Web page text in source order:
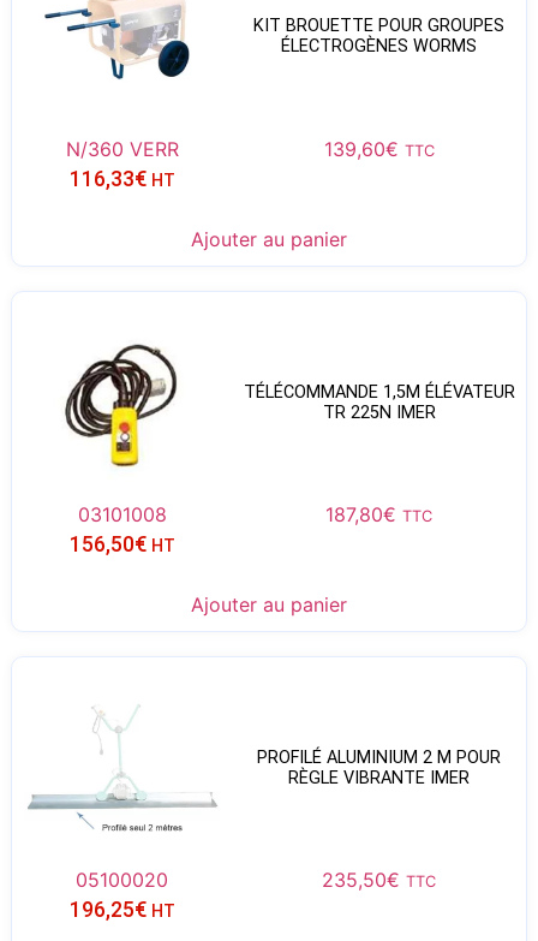
KIT BROUETTE POUR GROUPES
ÉLECTROGÈNES WORMS
N/360 VERR 139,60€ TTC
116,33€ HT
Ajouter au panier
TÉLÉCOMMANDE 1,5M ÉLÉVATEUR
TR 225N IMER
03101008 187,80€ TTC
156,50€ HT
Ajouter au panier
PROFILÉ ALUMINIUM 2 M POUR
RÈGLE VIBRANTE IMER
05100020 235,50€ TTC
196,25€ HT